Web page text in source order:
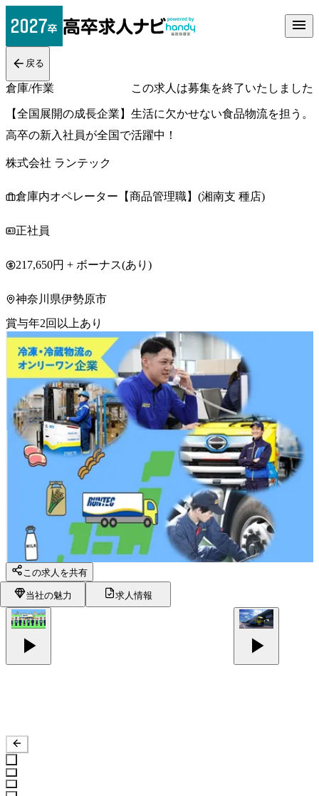
戻る
倉庫/作業 この求人は募集を終了いたしました
【全国展開の成長企業】生活に欠かせない食品物流を担う。
高卒の新入社員が全国で活躍中！
株式会社 ランテック
倉庫内オペレーター【商品管理職】(湘南支 種店)
正社員
217,650円 + ボーナス(あり)
神奈川県伊勢原市
賞与年2回以上あり
この求人を共有
当社の魅力 求人情報